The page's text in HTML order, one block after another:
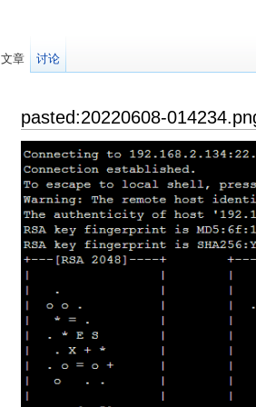
pasted:20220608-
文章 讨论